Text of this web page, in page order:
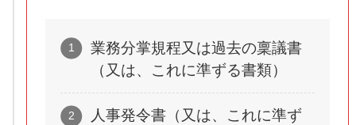
業務分掌規程又は過去の稟議書
（又は、これに準ずる書類）
人事発令書（又は、これに準ず